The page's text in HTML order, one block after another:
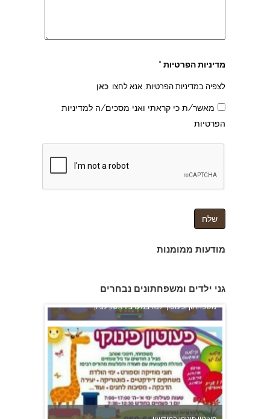
מדיניות הפרטיות *
לצפיה במדיניות הפרטיות, אנא לחצו כאן
מאשר/ת כי קראתי ואני מסכים/ה למדיניות
הפרטיות
מודעות ממומנות
גני ילדים ומשפחתונים נבחרים
משפחתון ופעוטון ילנה במערב ראשון לציון
פעוטון פינוקי במודיעין